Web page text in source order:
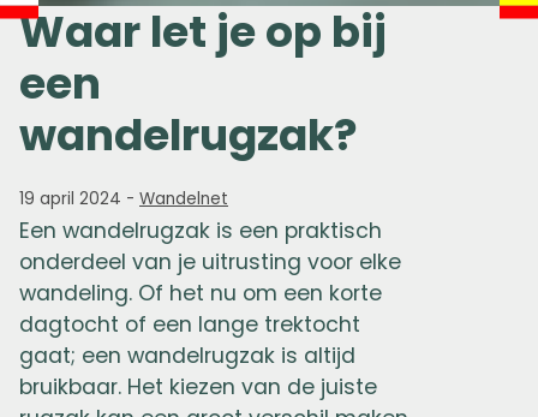
Waar let je op bij
een
wandelrugzak?
19 april 2024 - Wandelnet
Een wandelrugzak is een praktisch
onderdeel van je uitrusting voor elke
wandeling. Of het nu om een korte
dagtocht of een lange trektocht
gaat; een wandelrugzak is altijd
bruikbaar. Het kiezen van de juiste